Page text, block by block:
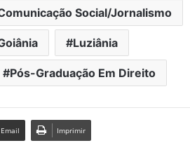
Social/Jornalismo
Luziânia
Pós-Graduação Em Direito
Imprimir
CUMPRIDO – MP suspende
ações contra a Equatorial após
de R$ 7,1 bilhões em
Goiás
BENEFICIÁRIOS – Daniel Vilela
inclusão de parentes até
grau no Ipasgo Saúde